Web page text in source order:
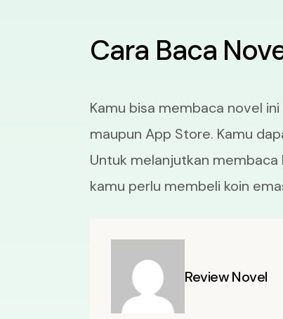
Cara Baca
Kamu bisa membaca novel
maupun App Store. Kamu
Untuk melanjutkan membaca
kamu perlu membeli koin
Review Novel